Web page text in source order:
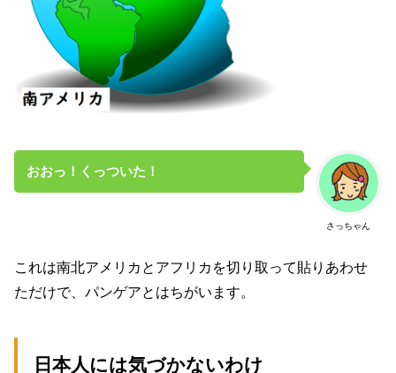
さっちゃん
おおっ！くっついた！
これは南北アメリカとアフリカを切り取って貼りあわせ
ただけで、パンゲアとはちがいます。
日本人には気づかないわけ